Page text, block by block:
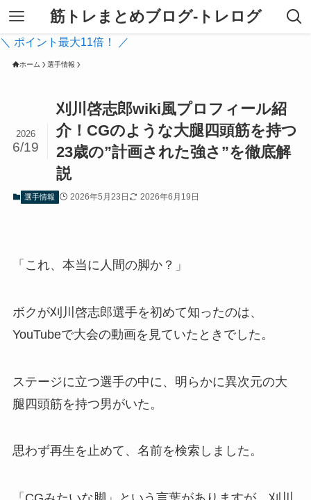
筋トレまとめブログ-トレログ
＼ ポイント最大11倍！ ／
ホーム 選手情報
刈川啓志郎wiki風プロフィール紹
介！CGのような大腿四頭筋を持つ
23歳の”計画された強さ”を徹底解
説
2026
6/19
選手情報 2026年5月23日 2026年6月19日
「これ、本当に人間の脚か？」
ボクが刈川啓志郎選手を初めて知ったのは、
YouTubeで大会の動画を見ていたときでした。
ステージに立つ選手の中に、明らかに異次元の大
腿四頭筋を持つ男がいた。
思わず再生を止めて、名前を検索しました。